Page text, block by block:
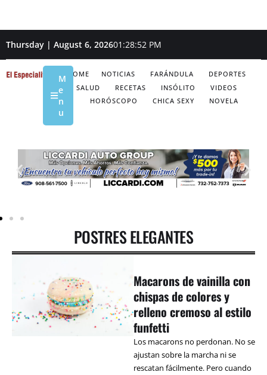
Thursday | August 6, 202601:28:53 PM
HOME NOTICIAS FARÁNDULA
DEPORTES
SALUD
RECETAS INSÓLITO
VIDEOS
HORÓSCOPO
CHICA SEXY NOVELA
M
e
n
u
POSTRES ELEGANTES
Macarons de vainilla con
chispas de colores y
relleno cremoso al estilo
funfetti
Los macarons no perdonan. No se
ajustan sobre la marcha ni se
rescatan fácilmente. Pero cuando